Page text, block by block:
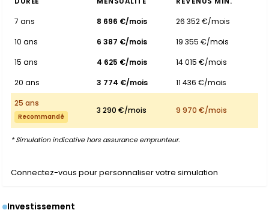
7 ans
8 696 €/mois
26 352 €/mois
10 ans
6 387 €/mois
19 355 €/mois
15 ans
4 625 €/mois
14 015 €/mois
20 ans
3 774 €/mois
11 436 €/mois
25 ans
Recommandé
3 290 €/mois 9 970 €/mois
* Simulation indicative hors assurance emprunteur.
Connectez-vous pour personnaliser votre simulation
Investissement